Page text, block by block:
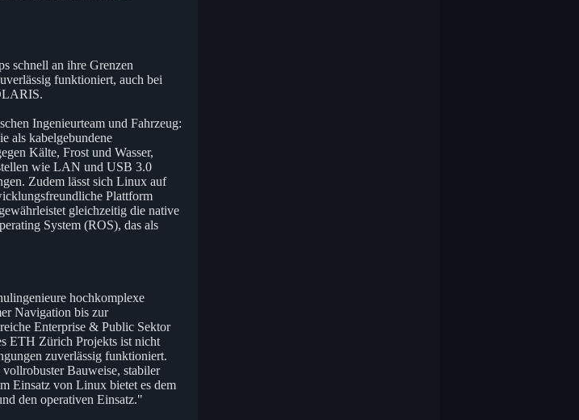
schnell an ihre Grenzen
funktioniert, auch bei
Ingenieurteam und Fahrzeug:
als kabelgebundene
Kälte, Frost und Wasser,
wie LAN und USB 3.0
Zudem lässt sich Linux auf
Plattform
gleichzeitig die native
System (ROS), das als
hochkomplexe
Navigation bis zur
Enterprise & Public Sektor
ETH Zürich Projekts ist nicht
zuverlässig funktioniert.
Bauweise, stabiler
Einsatz von Linux bietet es dem
den operativen Einsatz."